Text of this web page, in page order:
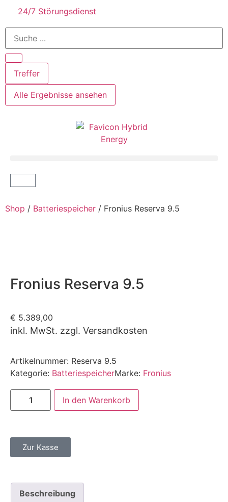
24/7 Störungsdienst
Treffer
Alle Ergebnisse ansehen
Shop / Batteriespeicher / Fronius Reserva 9.5
Fronius Reserva 9.5
€ 5.389,00
inkl. MwSt. zzgl. Versandkosten
Artikelnummer: Reserva 9.5
Kategorie: BatteriespeicherMarke: Fronius
In den Warenkorb
Zur Kasse
Beschreibung